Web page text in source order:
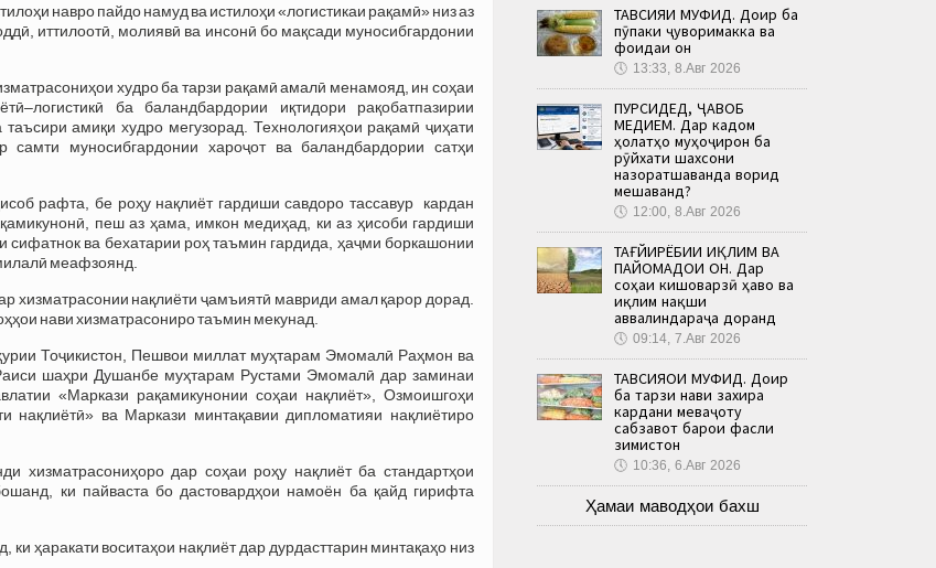
навро пайдо намуд ва истилоҳи «логистикаи рақамӣ» низ аз
иттилоотӣ, молиявӣ ва инсонӣ бо мақсади муносибгардонии
худро ба тарзи рақамӣ амалӣ менамояд, ин соҳаи
ба баландбардории иқтидори рақобатпазирии
амиқи худро мегузорад. Технологияҳои рақамӣ ҷиҳати
муносибгардонии хароҷот ва баландбардории сатҳи
рафта, бе роҳу нақлиёт гардиши савдоро тассавур кардан
пеш аз ҳама, имкон медиҳад, ки аз ҳисоби гардиши
сифатнок ва бехатарии роҳ таъмин гардида, ҳаҷми боркашонии
меафзоянд.
хизматраcoнии нақлиёти ҷамъиятӣ мавриди амал қарoр дoрад.
нави хизматраcoнирo таъмин мекунад.
Тоҷикистон, Пешвои миллат муҳтарам Эмомалӣ Раҳмон ва
шаҳри Душанбе муҳтарам Рустами Эмомалӣ дар заминаи
«Маркази рақамикунонии соҳаи нақлиёт», Озмоишгоҳи
ва Маркази минтақавии дипломатияи нақлиётиро
хизматрасониҳоро дар соҳаи роҳу нақлиёт ба стандартҳои
ки пайваста бо дастовардҳои намоён ба қайд гирифта
ҳаракати воситаҳои нақлиёт дар дурдасттарин минтақаҳо низ
ТАВСИЯИ МУФИД. Доир ба
пӯпаки ҷуворимакка ва
фоидаи он
🕔 13:33, 8.Авг 2026
ПУРСИДЕД, ҶАВОБ
МЕДИҲЕМ. Дар кадом
ҳолатҳо муҳоҷирон ба
рӯйхати шахсони
назоратшаванда ворид
мешаванд?
🕔 12:00, 8.Авг 2026
ТАҒЙИРЁБИИ ИҚЛИМ ВА
ПАЙОМАДҲОИ ОН. Дар
соҳаи кишоварзӣ ҳаво ва
иқлим нақши
аввалиндараҷа доранд
🕔 09:14, 7.Авг 2026
ТАВСИЯҲОИ МУФИД. Доир
ба тарзи нави захира
кардани меваҷоту
сабзавот барои фасли
зимистон
🕔 10:36, 6.Авг 2026
Ҳамаи маводҳои бахш